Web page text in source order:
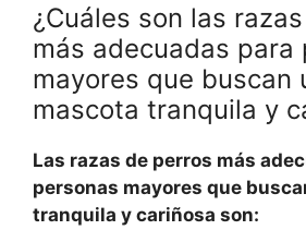
¿Cuáles son las
más adecuadas para
mayores que buscan
mascota tranquila y
Las razas de perros más
personas mayores que
tranquila y cariñosa son: